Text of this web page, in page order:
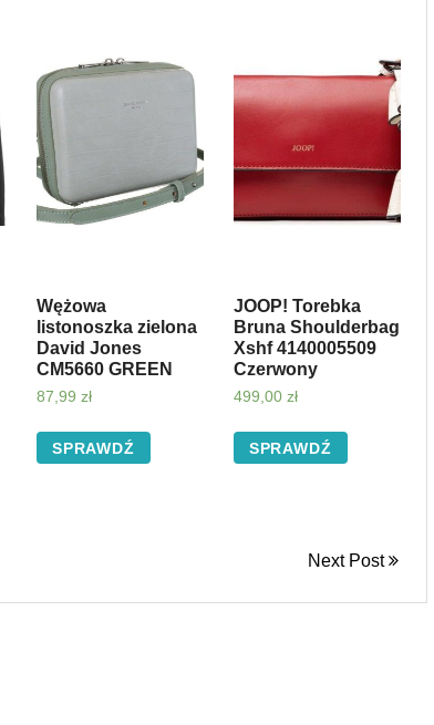
Wężowa
listonoszka zielona
David Jones
CM5660 GREEN
87,99 zł
SPRAWDŹ
JOOP! Torebka
Bruna Shoulderbag
Xshf 4140005509
Czerwony
499,00 zł
SPRAWDŹ
Next Post